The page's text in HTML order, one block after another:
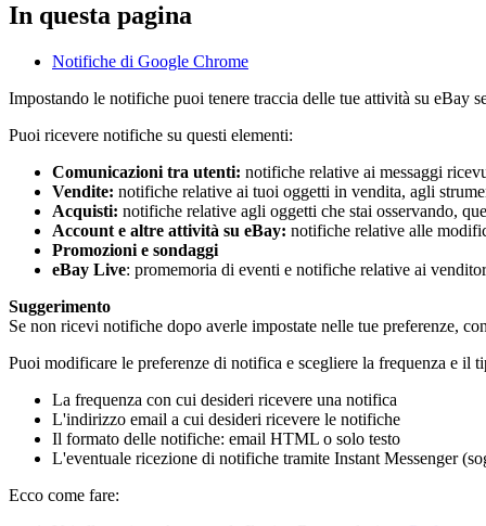
In questa pagina
Notifiche di Google Chrome
Impostando le notifiche puoi tenere traccia delle tue attività su eBay
Puoi ricevere notifiche su questi elementi:
Comunicazioni tra utenti: notifiche relative ai messaggi
Vendite: notifiche relative ai tuoi oggetti in vendita, agli
Acquisti: notifiche relative agli oggetti che stai osservando,
Account e altre attività su eBay: notifiche relative alle
Promozioni e sondaggi
eBay Live: promemoria di eventi e notifiche relative ai
Suggerimento
Se non ricevi notifiche dopo averle impostate nelle tue preferenze,
Puoi modificare le preferenze di notifica e scegliere la frequenza e il
La frequenza con cui desideri ricevere una notifica
L'indirizzo email a cui desideri ricevere le notifiche
Il formato delle notifiche: email HTML o solo testo
L'eventuale ricezione di notifiche tramite Instant Messenger
Ecco come fare: